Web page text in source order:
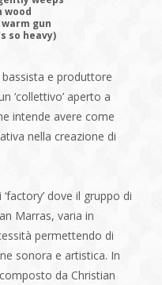
wood
gun
so heavy)
bassista e produttore
‘collettivo’ aperto a
intende avere come
nella creazione di
dove il gruppo di
Marras, varia in
permettendo di
sonora e artistica. In
da Christian